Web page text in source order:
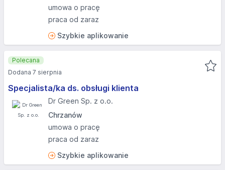
umowa o pracę
praca od zaraz
Szybkie aplikowanie
Specjalista/ka ds. obsługi klienta
Dr Green Sp. z o.o.
Chrzanów
umowa o pracę
praca od zaraz
Szybkie aplikowanie
Polecana
Dodana 7 sierpnia